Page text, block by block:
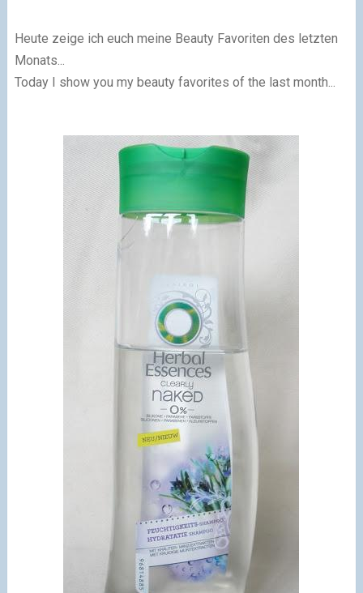
Heute zeige ich euch meine Beauty Favoriten des letzten
Monats...
Today I show you my beauty favorites of the last month...